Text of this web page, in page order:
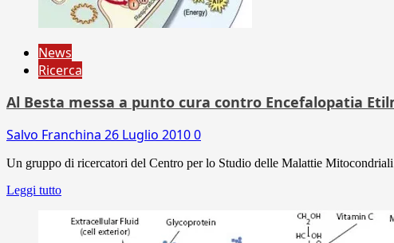
News
Ricerca
Al Besta messa a punto cura contro Encefalopatia
Salvo Franchina 26 Luglio 20100
Un gruppo di ricercatori del Centro per lo Studio delle Malattie
Leggi tutto